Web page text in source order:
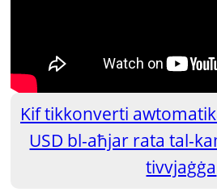
Kif tikkonverti
USD bl-aħjar rata tal-
tivvjaġġa